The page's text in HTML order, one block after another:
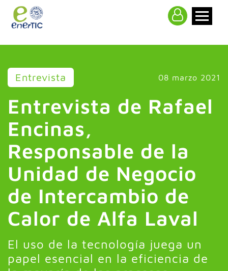
Entrevista 08 marzo 2021
Entrevista de Rafael
Encinas,
Responsable de la
Unidad de Negocio
de Intercambio de
Calor de Alfa Laval
El uso de la tecnología juega un
papel esencial en la eficiencia de